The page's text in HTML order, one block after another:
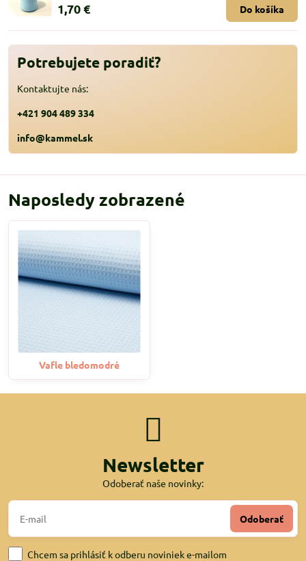
1,70 € Do košíka
Potrebujete poradiť?
Kontaktujte nás:
+421 904 489 334
info@kammel.sk
Naposledy zobrazené
Vafle bledomodré
Newsletter
Odoberať naše novinky:
Odoberať
Chcem sa prihlásiť k odberu noviniek e-mailom